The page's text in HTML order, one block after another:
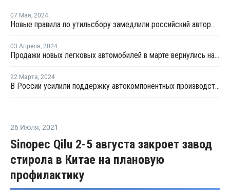
07 Мая, 2024
Новые правила по утильсбору замедлили российский авторынок в апреле
03 Апреля, 2024
Продажи новых легковых автомобилей в марте вернулись на докризисный уровень
22 Марта, 2024
В России усилили поддержку автокомпонентных производств деньгами ФРП
26 Июля, 2021
Sinopec Qilu 2-5 августа закроет завод
стирола в Китае на плановую
профилактику